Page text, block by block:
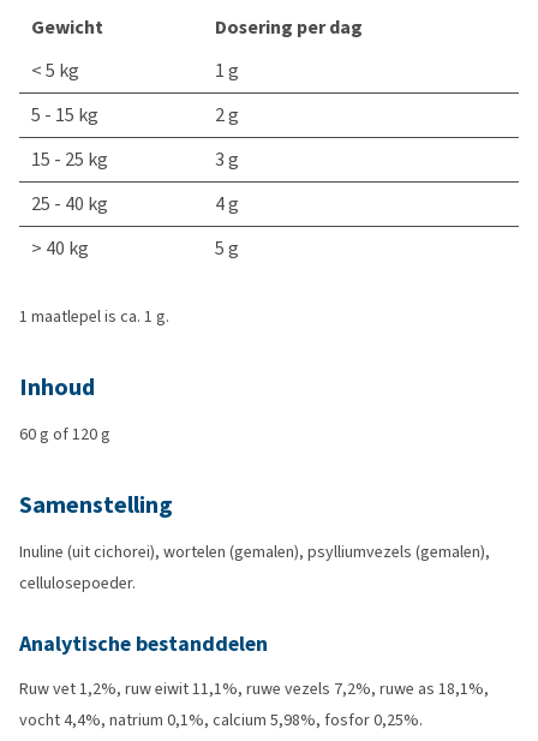
Gewicht
Dosering per dag
< 5 kg
1 g
5 - 15 kg
2 g
15 - 25 kg
3 g
25 - 40 kg
4 g
> 40 kg
5 g
1 maatlepel is ca. 1 g.
Inhoud
60 g of 120 g
Samenstelling
Inuline (uit cichorei), wortelen (gemalen), psylliumvezels (gemalen),
cellulosepoeder.
Analytische bestanddelen
Ruw vet 1,2%, ruw eiwit 11,1%, ruwe vezels 7,2%, ruwe as 18,1%,
vocht 4,4%, natrium 0,1%, calcium 5,98%, fosfor 0,25%.